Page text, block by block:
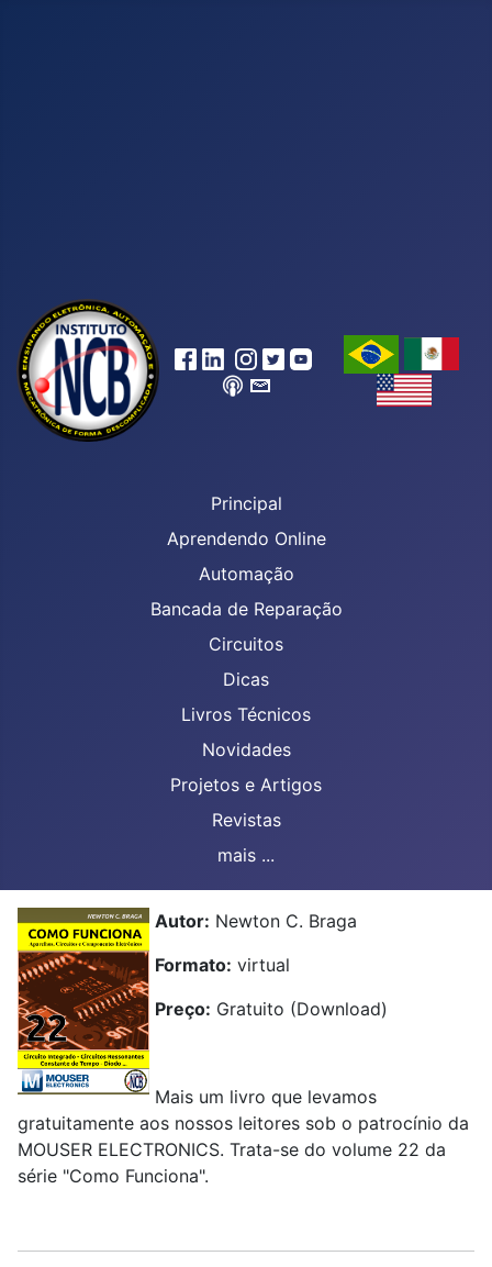
Principal
Aprendendo Online
Automação
Bancada de Reparação
Circuitos
Dicas
Livros Técnicos
Novidades
Projetos e Artigos
Revistas
mais ...
Autor: Newton C. Braga
Formato: virtual
Preço: Gratuito (Download)
Mais um livro que levamos
gratuitamente aos nossos leitores sob o patrocínio da
MOUSER ELECTRONICS. Trata-se do volume 22 da
série "Como Funciona".